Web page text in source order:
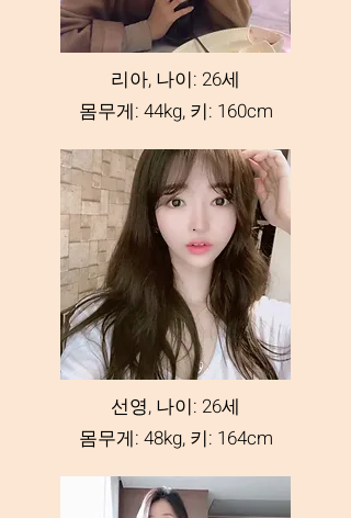
리아, 나이: 26세
몸무게: 44kg, 키: 160cm
선영, 나이: 26세
몸무게: 48kg, 키: 164cm